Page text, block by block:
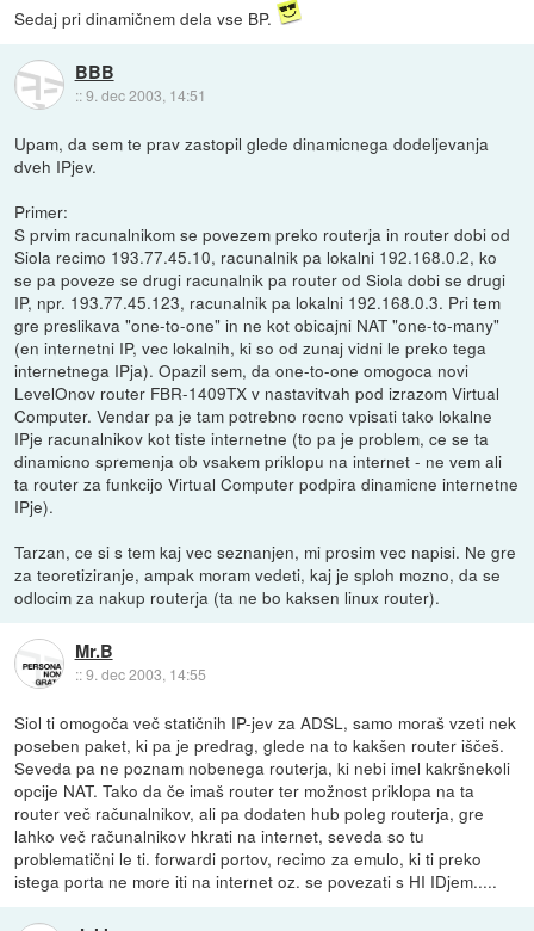
Sedaj pri dinamičnem dela vse BP.
BBB
::9. dec 2003, 14:51
Upam, da sem te prav zastopil glede dinamicnega dodeljevanja
dveh IPjev.
Primer:
S prvim racunalnikom se povezem preko routerja in router dobi od
Siola recimo 193.77.45.10, racunalnik pa lokalni 192.168.0.2, ko
se pa poveze se drugi racunalnik pa router od Siola dobi se drugi
IP, npr. 193.77.45.123, racunalnik pa lokalni 192.168.0.3. Pri tem
gre preslikava "one-to-one" in ne kot obicajni NAT "one-to-many"
(en internetni IP, vec lokalnih, ki so od zunaj vidni le preko tega
internetnega IPja). Opazil sem, da one-to-one omogoca novi
LevelOnov router FBR-1409TX v nastavitvah pod izrazom Virtual
Computer. Vendar pa je tam potrebno rocno vpisati tako lokalne
IPje racunalnikov kot tiste internetne (to pa je problem, ce se ta
dinamicno spremenja ob vsakem priklopu na internet - ne vem ali
ta router za funkcijo Virtual Computer podpira dinamicne internetne
IPje).
Tarzan, ce si s tem kaj vec seznanjen, mi prosim vec napisi. Ne gre
za teoretiziranje, ampak moram vedeti, kaj je sploh mozno, da se
odlocim za nakup routerja (ta ne bo kaksen linux router).
Mr.B
::9. dec 2003, 14:55
Siol ti omogoča več statičnih IP-jev za ADSL, samo moraš vzeti nek
poseben paket, ki pa je predrag, glede na to kakšen router iščeš.
Seveda pa ne poznam nobenega routerja, ki nebi imel kakršnekoli
opcije NAT. Tako da če imaš router ter možnost priklopa na ta
router več računalnikov, ali pa dodaten hub poleg routerja, gre
lahko več računalnikov hkrati na internet, seveda so tu
problematični le ti. forwardi portov, recimo za emulo, ki ti preko
istega porta ne more iti na internet oz. se povezati s HI IDjem.....